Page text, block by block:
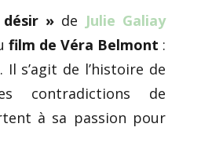
» de Julie Galiay
film de Véra Belmont :
Il s’agit de l’histoire de
contradictions de
à sa passion pour